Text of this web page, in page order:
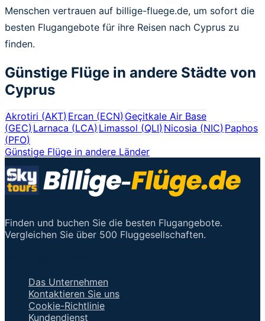
Menschen vertrauen auf billige-fluege.de, um sofort die
besten Flugangebote für ihre Reisen nach Cyprus zu
finden.
Günstige Flüge in andere Städte von
Cyprus
Akrotiri (AKT)Ercan (ECN)Geçitkale Air Base
(GEC)Larnaca (LCA) Limassol (QLI) Nicosia (NIC)Paphos
(PFO)
Günstige Flüge in andere Länder
Finden und buchen Sie die besten Flugangebote.
Vergleichen Sie über 500 Fluggesellschaften.
Das Unternehmen
Kontaktieren Sie uns
Cookie-Richtlinie
Kundendienst